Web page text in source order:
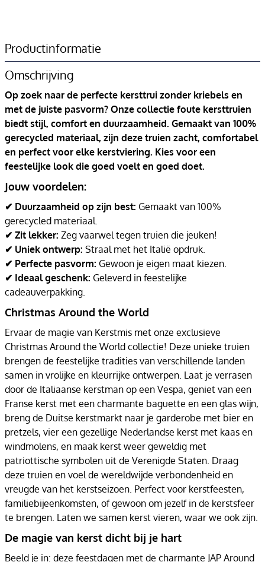
Productinformatie
Omschrijving
Op zoek naar de perfecte kersttrui zonder kriebels en
met de juiste pasvorm? Onze collectie foute kersttruien
biedt stijl, comfort en duurzaamheid. Gemaakt van 100%
gerecycled materiaal, zijn deze truien zacht, comfortabel
en perfect voor elke kerstviering. Kies voor een
feestelijke look die goed voelt en goed doet.
Jouw voordelen:
✔ Duurzaamheid op zijn best: Gemaakt van 100%
gerecycled materiaal.
✔ Zit lekker: Zeg vaarwel tegen truien die jeuken!
✔ Uniek ontwerp: Straal met het Italië opdruk.
✔ Perfecte pasvorm: Gewoon je eigen maat kiezen.
✔ Ideaal geschenk: Geleverd in feestelijke
cadeauverpakking.
Christmas Around the World
Ervaar de magie van Kerstmis met onze exclusieve
Christmas Around the World collectie! Deze unieke truien
brengen de feestelijke tradities van verschillende landen
samen in vrolijke en kleurrijke ontwerpen. Laat je verrasen
door de Italiaanse kerstman op een Vespa, geniet van een
Franse kerst met een charmante baguette en een glas wijn,
breng de Duitse kerstmarkt naar je garderobe met bier en
pretzels, vier een gezellige Nederlandse kerst met kaas en
windmolens, en maak kerst weer geweldig met
patriottische symbolen uit de Verenigde Staten. Draag
deze truien en voel de wereldwijde verbondenheid en
vreugde van het kerstseizoen. Perfect voor kerstfeesten,
familiebijeenkomsten, of gewoon om jezelf in de kerstsfeer
te brengen. Laten we samen kerst vieren, waar we ook zijn.
De magie van kerst dicht bij je hart
Beeld je in: deze feestdagen met de charmante JAP Around